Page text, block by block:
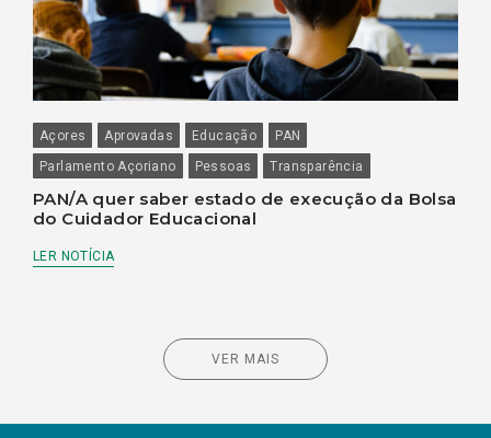
Açores Aprovadas Educação
PAN
Parlamento Açoriano
Pessoas Transparência
PAN/A quer saber estado de execução da Bolsa
do Cuidador Educacional
LER NOTÍCIA
VER MAIS